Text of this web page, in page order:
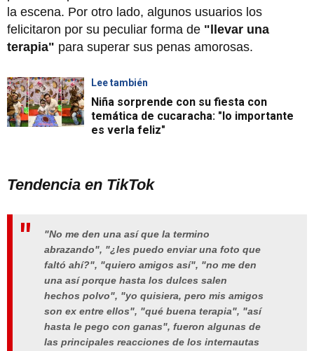
la escena. Por otro lado, algunos usuarios los
felicitaron por su peculiar forma de "llevar una
terapia" para superar sus penas amorosas.
Lee también
Niña sorprende con su fiesta con
temática de cucaracha: "lo importante
es verla feliz"
Tendencia en TikTok
"No me den una así que la termino
abrazando", "¿les puedo enviar una foto que
faltó ahí?", "quiero amigos así", "no me den
una así porque hasta los dulces salen
hechos polvo", "yo quisiera, pero mis amigos
son ex entre ellos", "qué buena terapia", "así
hasta le pego con ganas", fueron algunas de
las principales reacciones de los internautas